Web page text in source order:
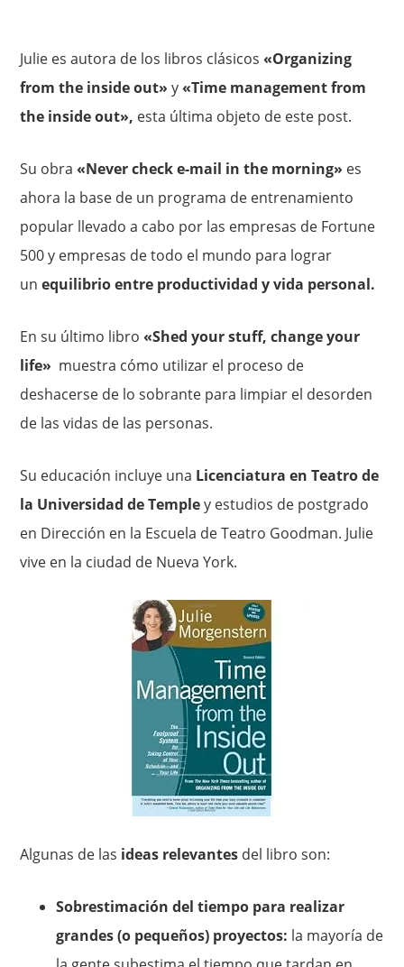
Julie es autora de los libros clásicos«Organizing
from the inside out» y«Time management from
the inside out», esta última objeto de este post.
Su obra«Never check e-mail in the morning» es
ahora la base de un programa de entrenamiento
popular llevado a cabo por las empresas de Fortune
500 y empresas de todo el mundo para lograr
unequilibrio entre productividad y vida personal.
En su último libro«Shed your stuff, change your
life» muestra cómo utilizar el proceso de
deshacerse de lo sobrante para limpiar el desorden
de las vidas de las personas.
Su educación incluye una Licenciatura en Teatro de
la Universidad de Templey estudios de postgrado
en Dirección en la Escuela de Teatro Goodman. Julie
vive en la ciudad de Nueva York.
Algunas de las ideas relevantes del libro son:
Sobrestimación del tiempo para realizar
grandes (o pequeños) proyectos: la mayoría de